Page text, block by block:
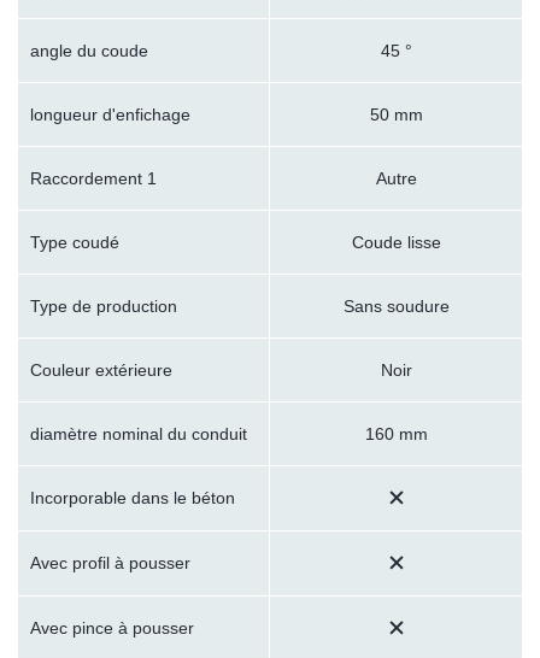
angle du coude 45 °
longueur d'enfichage 50 mm
Raccordement 1 Autre
Type coudé Coude lisse
Type de production Sans soudure
Couleur extérieure Noir
diamètre nominal du conduit 160 mm
Incorporable dans le béton
Avec profil à pousser
Avec pince à pousser